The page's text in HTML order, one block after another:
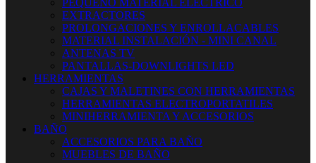
PEQUEÑO MATERIAL ELECTRICO
EXTRACTORES
PROLONGACIONES Y ENROLLACABLES
MATERIAL INSTALACIÓN - MINI CANAL
ANTENAS TV
PANTALLAS-DOWNLIGHTS LED
HERRAMIENTAS
CAJAS Y MALETINES CON HERRAMIENTAS
HERRAMIENTAS ELECTROPORTATILES
MINIHERRAMIENTA Y ACCESORIOS
BAÑO
ACCESORIOS PARA BAÑO
MUEBLES DE BAÑO